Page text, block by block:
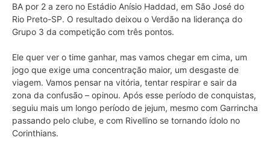
BA por 2 a zero no Estádio Anísio Haddad, em São José do
Rio Preto-SP. O resultado deixou o Verdão na liderança do
Grupo 3 da competição com três pontos.
Ele quer ver o time ganhar, mas vamos chegar em cima, um
jogo que exige uma concentração maior, um desgaste de
viagem. Vamos pensar na vitória, tentar respirar e sair da
zona da confusão – opinou. Após esse período de conquistas,
seguiu mais um longo período de jejum, mesmo com Garrincha
passando pelo clube, e com Rivellino se tornando ídolo no
Corinthians.